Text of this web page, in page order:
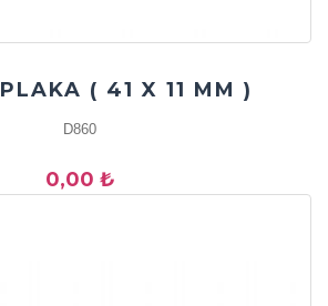
( 41 X 11 MM )
D860
0,00 ₺